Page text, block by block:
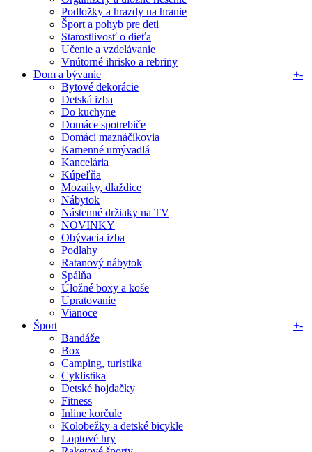
Podložky a hrazdy na hranie
Šport a pohyb pre deti
Starostlivosť o dieťa
Učenie a vzdelávanie
Vnútorné ihrisko a rebriny
Dom a bývanie
+-
Bytové dekorácie
Detská izba
Do kuchyne
Domáce spotrebiče
Domáci maznáčikovia
Kamenné umývadlá
Kancelária
Kúpeľňa
Mozaiky, dlaždice
Nábytok
Nástenné držiaky na TV
NOVINKY
Obývacia izba
Podlahy
Ratanový nábytok
Spálňa
Úložné boxy a koše
Upratovanie
Vianoce
Šport
+-
Bandáže
Box
Camping, turistika
Cyklistika
Detské hojdačky
Fitness
Inline korčule
Kolobežky a detské bicykle
Loptové hry